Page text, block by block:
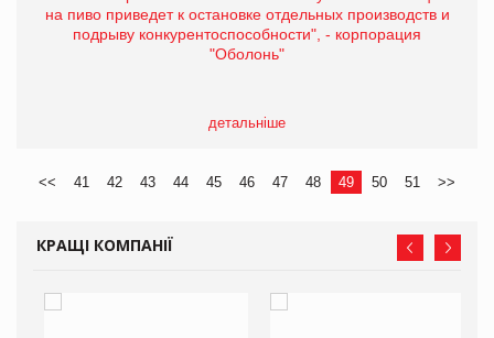
на пиво приведет к остановке отдельных производств и
подрыву конкурентоспособности", - корпорация
"Оболонь"
детальніше
<< 41 42 43 44 45 46 47 48 49 50 51 >>
КРАЩІ КОМПАНІЇ